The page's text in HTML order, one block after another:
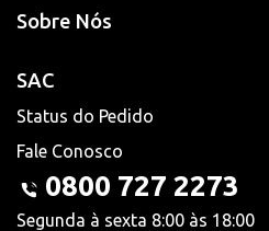
Sobre Nós
SAC
Status do Pedido
Fale Conosco
0800 727 2273
Segunda à sexta 8:00 às 18:00